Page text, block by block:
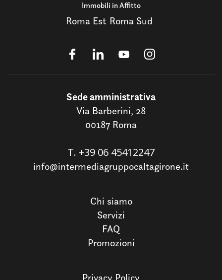
Immobili in Affitto
Roma Est Roma Sud
Sede amministrativa
Via Barberini, 28
00187 Roma
T. +39 06 45412247
info@intermediagruppocaltagirone.it
Chi siamo
Servizi
FAQ
Promozioni
Privacy Policy